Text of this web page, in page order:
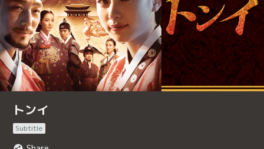
トンイ
Subtitle